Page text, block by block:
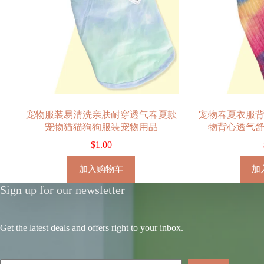
宠物服装易清洗亲肤耐穿透气春夏款
宠物猫猫狗狗服装宠物用品
$1.00
加入购物车
宠物春夏衣服
物背心透气
加
Sign up for our newsletter
Get the latest deals and offers right to your inbox.